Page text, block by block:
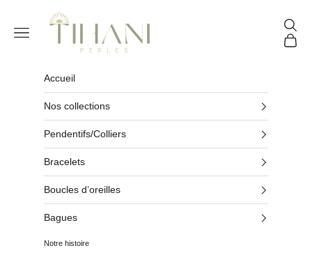
Tihani Perles
Menu
Panier
Accueil
Nos collections
Pendentifs/Colliers
Bracelets
Boucles d’oreilles
Bagues
Notre histoire